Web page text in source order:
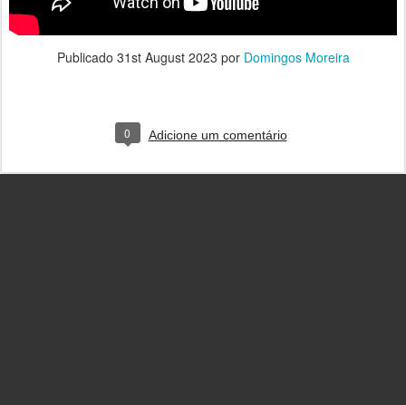
Publicado 31st August 2023 por Domingos Moreira
0 Adicione um comentário